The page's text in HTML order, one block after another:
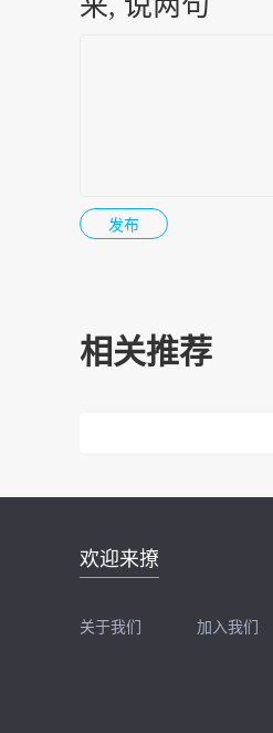
相关推荐
欢迎来撩
关于我们 加入我们